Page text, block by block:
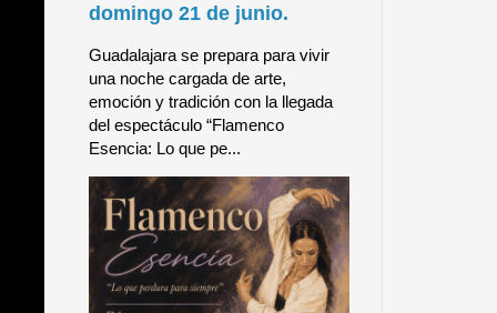
domingo 21 de junio.
Guadalajara se prepara para vivir
una noche cargada de arte,
emoción y tradición con la llegada
del espectáculo “Flamenco
Esencia: Lo que pe...